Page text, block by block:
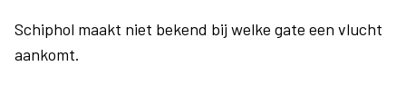
Schiphol maakt niet bekend bij welke gate een vlucht
aankomt.